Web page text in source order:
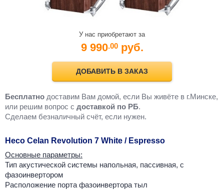
У нас приобретают за
9 990.00 руб.
ДОБАВИТЬ В ЗАКАЗ
Бесплатно доставим Вам домой, если Вы живёте в г.Минске,
или решим вопрос с доставкой по РБ.
Cделаем безналичный счёт, если нужен.
Heco Celan Revolution 7 White / Espresso
Основные параметры:
Тип акустической системы напольная, пассивная, с
фазоинвертором
Расположение порта фазоинвертора тыл